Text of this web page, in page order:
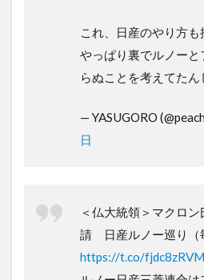
これ、日産のやり方も
やっぱり裏でルノー
らぬことを考えてたん
— YASUGORO
日
＜仏大統領＞マクロ
請 日産ルノー巡り（
https://t.co/